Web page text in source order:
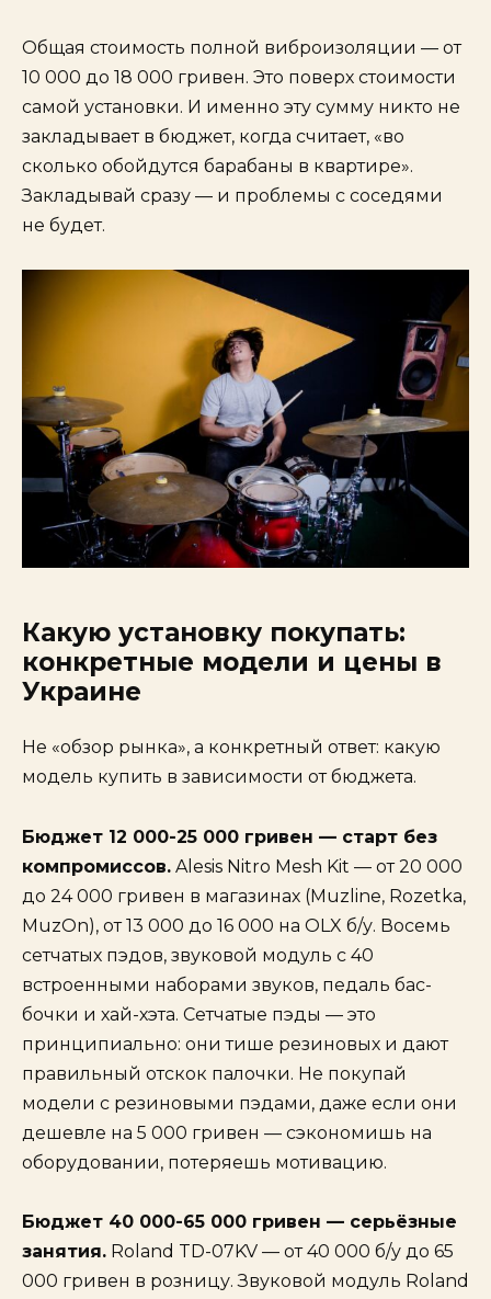
Общая стоимость полной виброизоляции — от
10 000 до 18 000 гривен. Это поверх стоимости
самой установки. И именно эту сумму никто не
закладывает в бюджет, когда считает, «во
сколько обойдутся барабаны в квартире».
Закладывай сразу — и проблемы с соседями
не будет.
Какую установку покупать:
конкретные модели и цены в
Украине
Не «обзор рынка», а конкретный ответ: какую
модель купить в зависимости от бюджета.
Бюджет 12 000-25 000 гривен — старт без
компромиссов. Alesis Nitro Mesh Kit — от 20 000
до 24 000 гривен в магазинах (Muzline, Rozetka,
MuzOn), от 13 000 до 16 000 на OLX б/у. Восемь
сетчатых пэдов, звуковой модуль с 40
встроенными наборами звуков, педаль бас-
бочки и хай-хэта. Сетчатые пэды — это
принципиально: они тише резиновых и дают
правильный отскок палочки. Не покупай
модели с резиновыми пэдами, даже если они
дешевле на 5 000 гривен — сэкономишь на
оборудовании, потеряешь мотивацию.
Бюджет 40 000-65 000 гривен — серьёзные
занятия. Roland TD-07KV — от 40 000 б/у до 65
000 гривен в розницу. Звуковой модуль Roland